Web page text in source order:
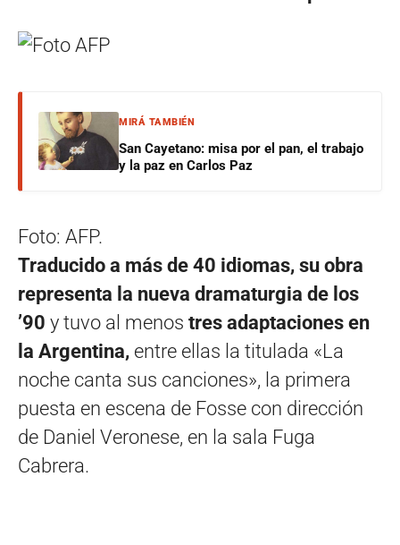
MIRÁ TAMBIÉN
San Cayetano: misa por el pan, el trabajo
y la paz en Carlos Paz
Foto: AFP.
Traducido a más de 40 idiomas, su obra
representa la nueva dramaturgia de los
’90 y tuvo al menos tres adaptaciones en
la Argentina, entre ellas la titulada «La
noche canta sus canciones», la primera
puesta en escena de Fosse con dirección
de Daniel Veronese, en la sala Fuga
Cabrera.